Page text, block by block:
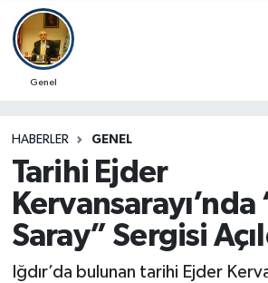
Genel
HABERLER GENEL
Tarihi Ejder
Kervansarayı’nda
Saray” Sergisi
Iğdır’da bulunan tarihi Ejder
Iğdır Trafik Yoğunluk Haritası
Süper Lig Puan Durumu ve
Son Dakika Haberleri
Haber Arşivi